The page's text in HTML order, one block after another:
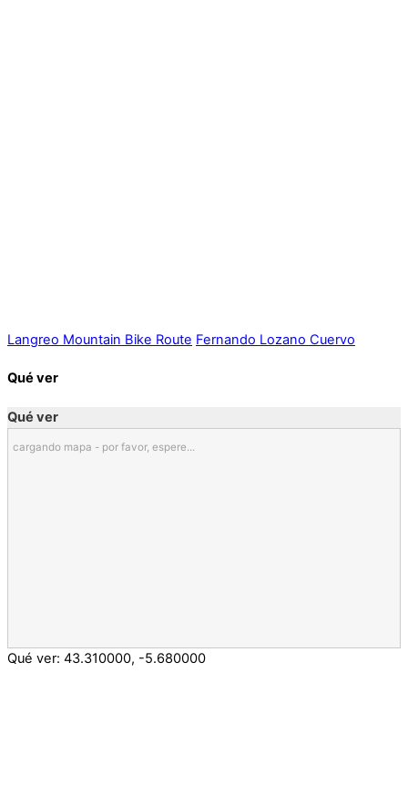
Langreo Mountain Bike Route Fernando Lozano Cuervo
Qué ver
Qué ver
cargando mapa - por favor, espere...
Qué ver: 43.310000, -5.680000